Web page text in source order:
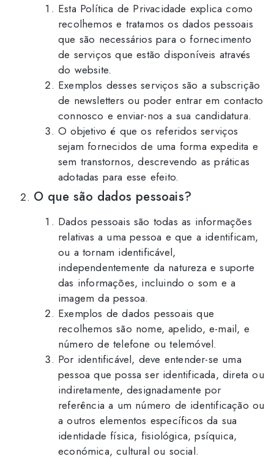
Esta Política de Privacidade explica como
recolhemos e tratamos os dados pessoais
que são necessários para o fornecimento
de serviços que estão disponíveis através
do website.
Exemplos desses serviços são a subscrição
de newsletters ou poder entrar em contacto
connosco e enviar-nos a sua candidatura.
O objetivo é que os referidos serviços
sejam fornecidos de uma forma expedita e
sem transtornos, descrevendo as práticas
adotadas para esse efeito.
O que são dados pessoais?
Dados pessoais são todas as informações
relativas a uma pessoa e que a identificam,
ou a tornam identificável,
independentemente da natureza e suporte
das informações, incluindo o som e a
imagem da pessoa.
Exemplos de dados pessoais que
recolhemos são nome, apelido, e-mail, e
número de telefone ou telemóvel.
Por identificável, deve entender-se uma
pessoa que possa ser identificada, direta ou
indiretamente, designadamente por
referência a um número de identificação ou
a outros elementos específicos da sua
identidade física, fisiológica, psíquica,
económica, cultural ou social.